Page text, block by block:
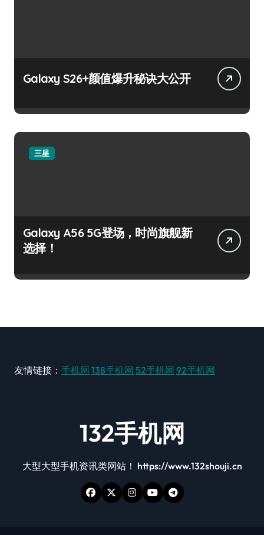
Galaxy S26+颜值爆升秘诀大公开
三星
Galaxy A56 5G登场，时尚旗舰新
选择！
友情链接： 手机网 138手机网 52手机网 92手机网
132手机网
大型大型手机资讯类网站！ https://www.132shouji.cn